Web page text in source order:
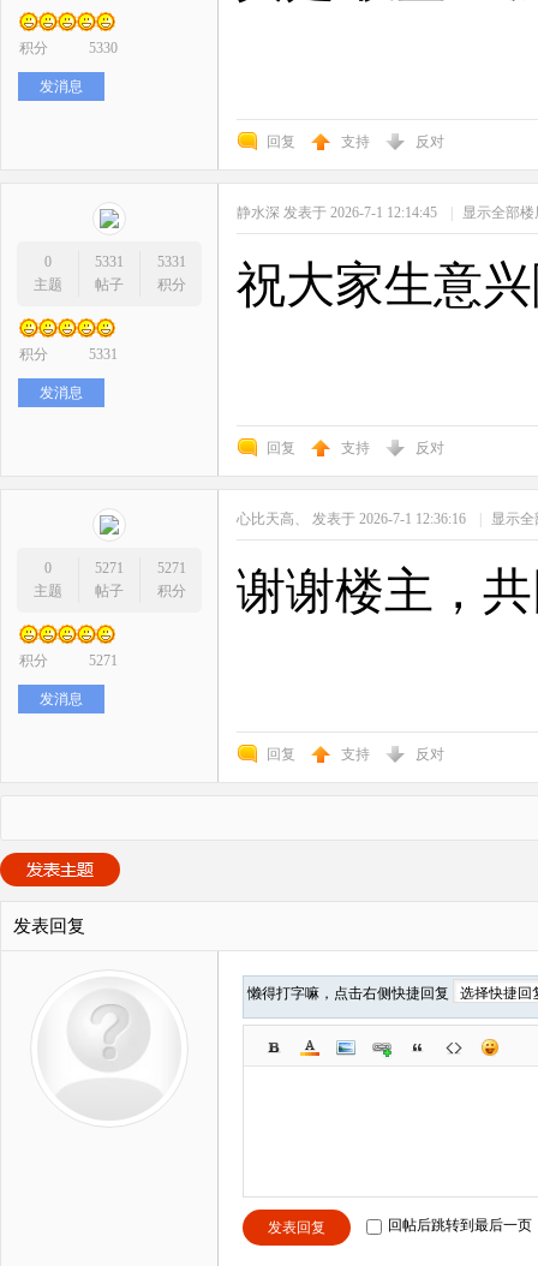
积分 5330
发消息
回复 支持 反对
0
主题
5331
帖子
5331
积分
积分 5331
发消息
静水深 发表于 2026-7-1 12:14:45 | 显示全部楼
祝大家生意
回复 支持 反对
0
主题
5271
帖子
5271
积分
积分 5271
发消息
心比天高、 发表于 2026-7-1 12:36:16 | 显示
谢谢楼主，
回复 支持 反对
发表回复
懒得打字嘛，点击右侧快捷回复
发表回复 回帖后跳转到最后一页